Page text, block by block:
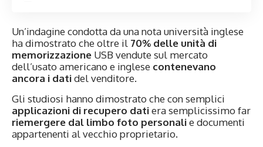
Un’indagine condotta da una nota università inglese
ha dimostrato che oltre il 70% delle unità di
memorizzazione USB vendute sul mercato
dell’usato americano e inglese contenevano
ancora i datidel venditore.
Gli studiosi hanno dimostrato che con semplici
applicazioni di recupero datiera semplicissimo far
riemergere dal limbo foto personalie documenti
appartenenti al vecchio proprietario.